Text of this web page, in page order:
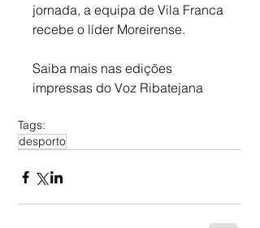
jornada, a equipa de Vila Franca
recebe o líder Moreirense.
Saiba mais nas edições
impressas do Voz Ribatejana
Tags:
desporto